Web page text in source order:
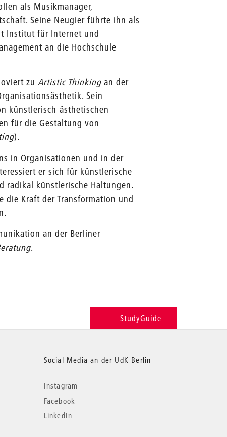
als Musikmanager,
Seine Neugier führte ihn als
Institut für Internet und
an die Hochschule
zuArtistic Thinking an der
Sein
künstlerisch-ästhetischen
für die Gestaltung von
).
in Organisationen und in der
er sich für künstlerische
radikal künstlerische Haltungen.
die Kraft der Transformation und
an der Berliner
.
StudyGuide
Social Media an der UdK Berlin
Instagram
Facebook
LinkedIn